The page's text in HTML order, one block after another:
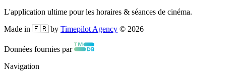
L'application ultime pour les horaires & séances de cinéma.
Made in 🇫🇷 by Timepilot Agency © 2026
Données fournies par
Navigation